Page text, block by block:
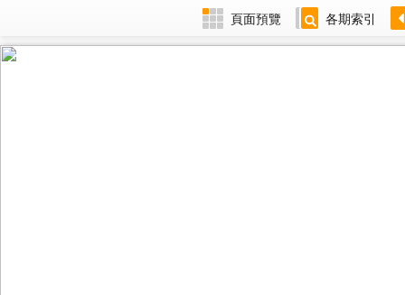
頁面預覽 各期索引